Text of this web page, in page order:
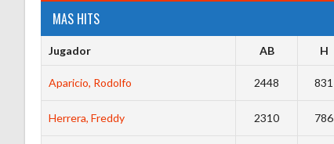
MAS HITS
Jugador AB H
Aparicio, Rodolfo 2448 831
Herrera, Freddy 2310 786